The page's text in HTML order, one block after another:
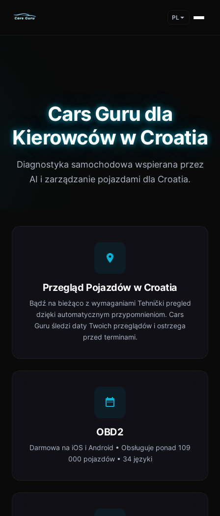
PL
Cars Guru dla
Kierowców w Croatia
Diagnostyka samochodowa wspierana przez
AI i zarządzanie pojazdami dla Croatia.
Przegląd Pojazdów w Croatia
Bądź na bieżąco z wymaganiami Tehnički pregled
dzięki automatycznym przypomnieniom. Cars
Guru śledzi daty Twoich przeglądów i ostrzega
przed terminami.
OBD2
Darmowa na iOS i Android • Obsługuje ponad 109
000 pojazdów • 34 języki